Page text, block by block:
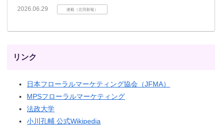
2026.06.29 連載（北羽新報）
リンク
日本フローラルマーケティング協会（JFMA）
MPSフローラルマーケティング
法政大学
小川孔輔 公式Wikipedia